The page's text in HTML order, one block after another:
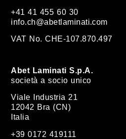
+41 41 455 60 30
info.ch@abetlaminati.com
VAT No. CHE-107.870.497
Abet Laminati S.p.A.
società a socio unico
Viale Industria 21
12042 Bra (CN)
Italia
+39 0172 419111